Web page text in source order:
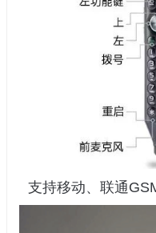
支持移动、联通